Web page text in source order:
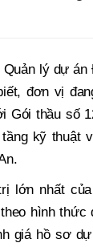
Quản lý dự
đơn vị
Gói thầu số
kỹ thuật
lớn nhất
hình thức
giá hồ sơ